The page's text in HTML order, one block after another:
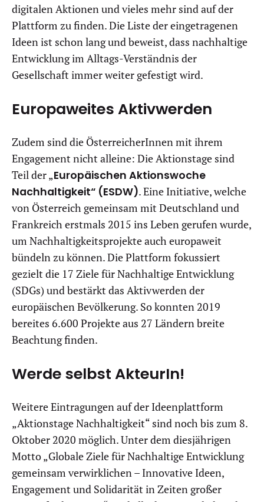
digitalen Aktionen und vieles mehr sind auf der
Plattform zu finden. Die Liste der eingetragenen
Ideen ist schon lang und beweist, dass nachhaltige
Entwicklung im Alltags-Verständnis der
Gesellschaft immer weiter gefestigt wird.
Europaweites Aktivwerden
Zudem sind die ÖsterreicherInnen mit ihrem
Engagement nicht alleine: Die Aktionstage sind
Teil der „Europäischen Aktionswoche
Nachhaltigkeit“ (ESDW). Eine Initiative, welche
von Österreich gemeinsam mit Deutschland und
Frankreich erstmals 2015 ins Leben gerufen wurde,
um Nachhaltigkeitsprojekte auch europaweit
bündeln zu können. Die Plattform fokussiert
gezielt die 17 Ziele für Nachhaltige Entwicklung
(SDGs) und bestärkt das Aktivwerden der
europäischen Bevölkerung. So konnten 2019
bereites 6.600 Projekte aus 27 Ländern breite
Beachtung finden.
Werde selbst AkteurIn!
Weitere Eintragungen auf der Ideenplattform
„Aktionstage Nachhaltigkeit“ sind noch bis zum 8.
Oktober 2020 möglich. Unter dem diesjährigen
Motto „Globale Ziele für Nachhaltige Entwicklung
gemeinsam verwirklichen – Innovative Ideen,
Engagement und Solidarität in Zeiten großer